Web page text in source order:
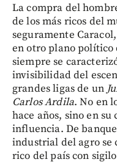
La compra del
de los más ricos del
seguramente
en otro plano político
siempre se
invisibilidad del
grandes ligas de un
Carlos Ardila. No en
hace años, sino en
influencia. De
industrial del agro se
rico del país con